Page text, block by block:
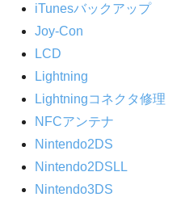
iTunesバックアップ
Joy-Con
LCD
Lightning
Lightningコネクタ修理
NFCアンテナ
Nintendo2DS
Nintendo2DSLL
Nintendo3DS